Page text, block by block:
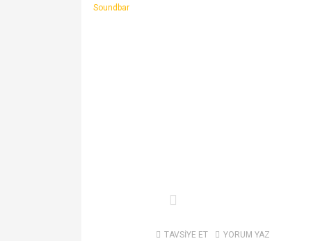
TAVSİYE ET YORUM YAZ